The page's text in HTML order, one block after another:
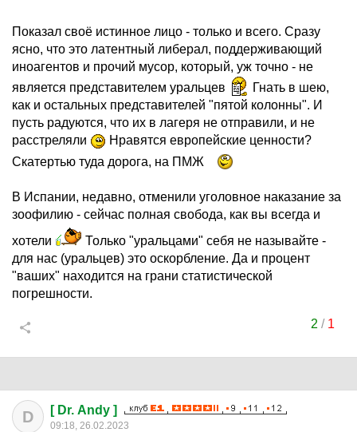
Показал своё истинное лицо - только и всего. Сразу
ясно, что это латентный либерал, поддерживающий
иноагентов и прочий мусор, который, уж точно - не
является представителем уральцев
Гнать в шею,
как и остальных представителей "пятой колонны". И
пусть радуются, что их в лагеря не отправили, и не
расстреляли
Нравятся европейские ценности?
Скатертью туда дорога, на ПМЖ
В Испании, недавно, отменили уголовное наказание за
зоофилию - сейчас полная свобода, как вы всегда и
хотели
Только "уральцами" себя не называйте -
для нас (уральцев) это оскорбление. Да и процент
"ваших" находится на грани статистической
погрешности.
2 / 1
D [ Dr. Andy ]
09:18, 26.02.2023